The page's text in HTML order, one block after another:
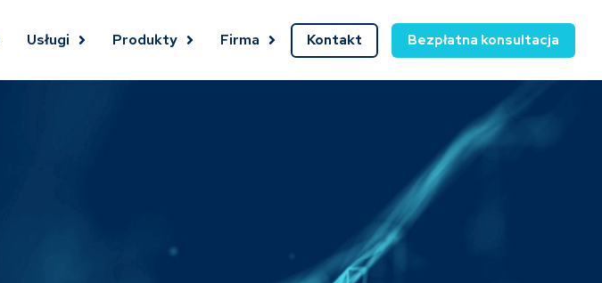
Usługi Produkty Firma Kontakt Bezpłatna konsultacja